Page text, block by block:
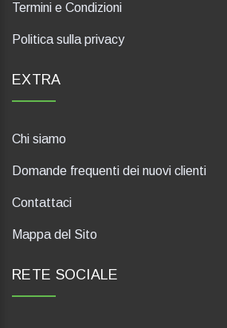
Termini e Condizioni
Politica sulla privacy
EXTRA
Chi siamo
Domande frequenti dei nuovi clienti
Contattaci
Mappa del Sito
RETE SOCIALE